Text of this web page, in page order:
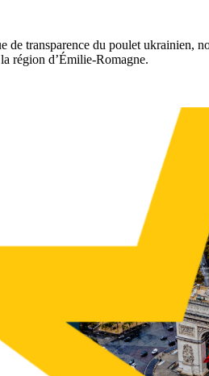
de transparence du poulet ukrainien,
région d’Émilie-Romagne.